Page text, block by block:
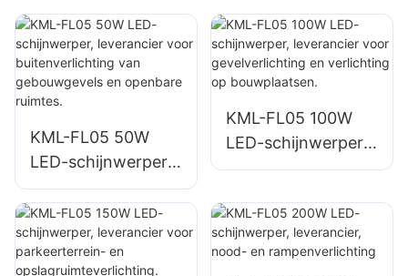
KML-FL05 50W
LED-schijnwerper,
leverancier voor
buitenverlichting
van gebouwgevels
en openbare
KML-FL05 100W
LED-schijnwerper,
leverancier voor
verlichting op
bouwplaatsen.